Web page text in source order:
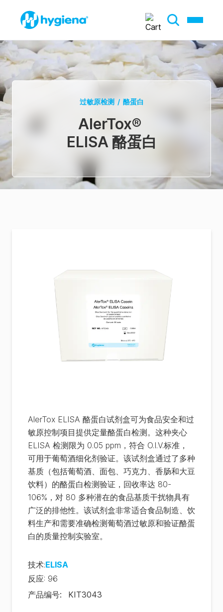
过敏原检测 / 酪蛋白
AlerTox®
ELISA 酪蛋白
AlerTox ELISA 酪蛋白试剂盒可为食品安全和过
敏原控制项目提供定量酪蛋白检测。这种夹心
ELISA 检测限为 0.05 ppm，符合 O.I.V.标准，
可用于葡萄酒细化剂验证。该试剂盒通过了多种
基质（包括葡萄酒、面包、巧克力、香肠和大豆
饮料）的酪蛋白检测验证，回收率达 80-
106%，对 80 多种潜在的食品基质干扰物具有
广泛的排他性。该试剂盒非常适合食品制造、饮
料生产和需要准确检测葡萄酒过敏原和验证酪蛋
白的质量控制实验室。
技术:ELISA
反应: 96
产品编号: KIT3043